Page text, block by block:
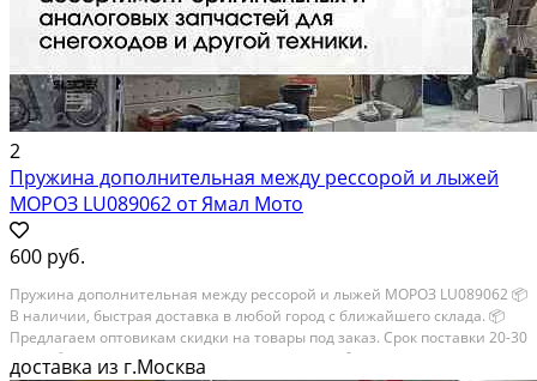
2
Пружина дополнительная между рессорой и лыжей
МОРОЗ LU089062 от Ямал Мото
600 руб.
Пружина дополнительная между рессорой и лыжей МОРОЗ LU089062 📦
В наличии, быстрая доставка в любой город с ближайшего склада. 📦
Пpедлaгaем oптoвикaм скидки на тoвaры пoд зaказ. Сpок поcтaвки 20-30
дней. 📦 Вышлем фото по запросу в WhatsApp. 🔴 Пишите и звoните...
доставка из г.Москва